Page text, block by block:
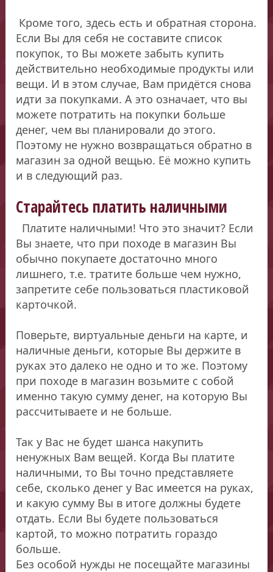
Кроме того, здесь есть и обратная сторона.
Если Вы для себя не составите список
покупок, то Вы можете забыть купить
действительно необходимые продукты или
вещи. И в этом случае, Вам придётся снова
идти за покупками. А это означает, что вы
можете потратить на покупки больше
денег, чем вы планировали до этого.
Поэтому не нужно возвращаться обратно в
магазин за одной вещью. Её можно купить
и в следующий раз.
Старайтесь платить наличными
Платите наличными! Что это значит? Если
Вы знаете, что при походе в магазин Вы
обычно покупаете достаточно много
лишнего, т.е. тратите больше чем нужно,
запретите себе пользоваться пластиковой
карточкой.
Поверьте, виртуальные деньги на карте, и
наличные деньги, которые Вы держите в
руках это далеко не одно и то же. Поэтому
при походе в магазин возьмите с собой
именно такую сумму денег, на которую Вы
рассчитываете и не больше.
Так у Вас не будет шанса накупить
ненужных Вам вещей. Когда Вы платите
наличными, то Вы точно представляете
себе, сколько денег у Вас имеется на руках,
и какую сумму Вы в итоге должны будете
отдать. Если Вы будете пользоваться
картой, то можно потратить гораздо
больше.
Без особой нужды не посещайте магазины